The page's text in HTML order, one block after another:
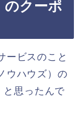
クーポ
ービスのこと
ウハウズ）の
と思ったんで